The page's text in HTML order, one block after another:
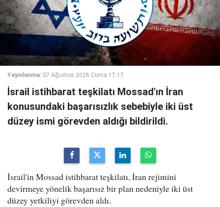
Yayınlanma: 07 Ağustos 2026 Cuma 17:17
İsrail istihbarat teşkilatı Mossad'ın İran
konusundaki başarısızlık sebebiyle iki üst
düzey ismi görevden aldığı bildirildi.
İsrail'in Mossad istihbarat teşkilatı, İran rejimini
devirmeye yönelik başarısız bir plan nedeniyle iki üst
düzey yetkiliyi görevden aldı.